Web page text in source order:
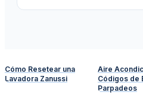
Cómo Resetear una
Lavadora Zanussi
Aire
Códigos de
Parpadeos